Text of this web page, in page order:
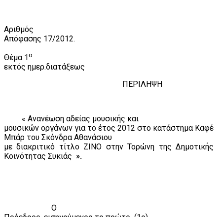
Αριθμός
Απόφασης 17/2012.
Θέμα 1 ο
εκτός ημερ.διατάξεως
ΠΕΡΙΛΗΨΗ
« Ανανέωση αδείας μουσικής και
μουσικών οργάνων για το έτος 2012 στο κατάστημα Καφέ
Μπάρ του Σκόνδρα Αθανάσιου
με διακριτικό τίτλο ΖΙΝΟ στην Τορώνη της Δημοτικής
Κοινότητας Συκιάς ».
Ο